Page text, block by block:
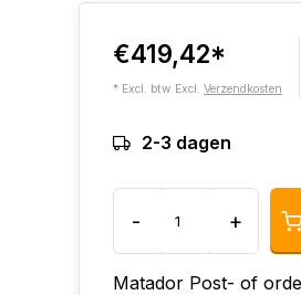
€419,42*
* Excl. btw Excl. Verzendkosten
2-3 dagen
- +
Matador Post- of